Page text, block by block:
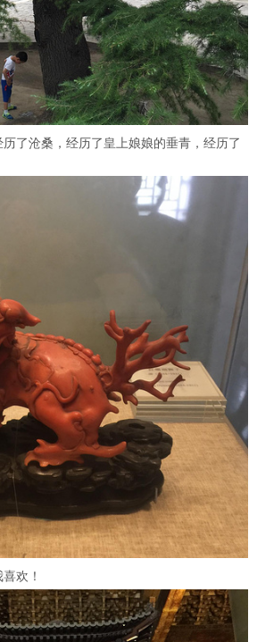
了沧桑，经历了皇上娘娘的垂青，经历了
欢！